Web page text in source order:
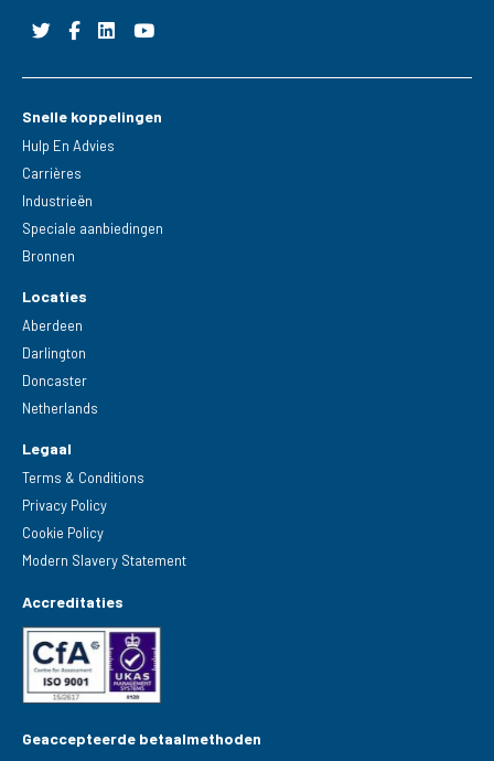
Snelle koppelingen
Hulp En Advies
Carrières
Industrieën
Speciale aanbiedingen
Bronnen
Locaties
Aberdeen
Darlington
Doncaster
Netherlands
Legaal
Terms & Conditions
Privacy Policy
Cookie Policy
Modern Slavery Statement
Accreditaties
Geaccepteerde betaalmethoden